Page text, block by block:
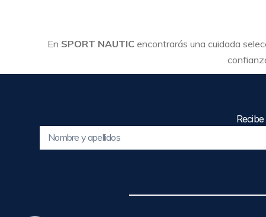
En SPORT NAUTIC encontrarás una cuidada